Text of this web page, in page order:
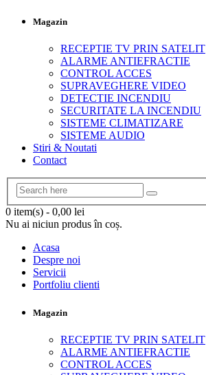
Magazin
RECEPTIE TV PRIN SATELIT
ALARME ANTIEFRACTIE
CONTROL ACCES
SUPRAVEGHERE VIDEO
DETECTIE INCENDIU
SECURITATE LA INCENDIU
SISTEME CLIMATIZARE
SISTEME AUDIO
Stiri & Noutati
Contact
0 item(s) - 0,00 lei
Nu ai niciun produs în coș.
Acasa
Despre noi
Servicii
Portfoliu clienti
Magazin
RECEPTIE TV PRIN SATELIT
ALARME ANTIEFRACTIE
CONTROL ACCES